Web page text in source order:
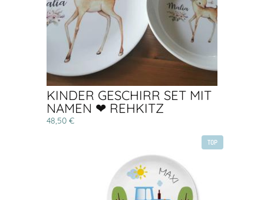
KINDER GESCHIRR SET MIT
NAMEN ❤ REHKITZ
48,50 €
TOP